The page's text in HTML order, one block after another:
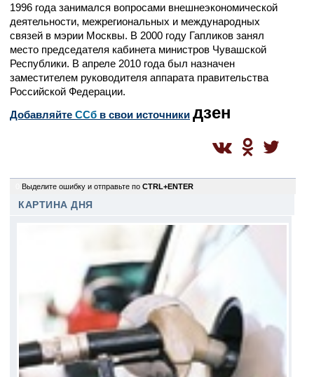
1996 года занимался вопросами внешнеэкономической
деятельности, межрегиональных и международных
связей в мэрии Москвы. В 2000 году Гапликов занял
место председателя кабинета министров Чувашской
Республики. В апреле 2010 года был назначен
заместителем руководителя аппарата правительства
Российской Федерации.
Добавляйте CСб в свои источники дзен
Выделите ошибку и отправьте по CTRL+ENTER
КАРТИНА ДНЯ